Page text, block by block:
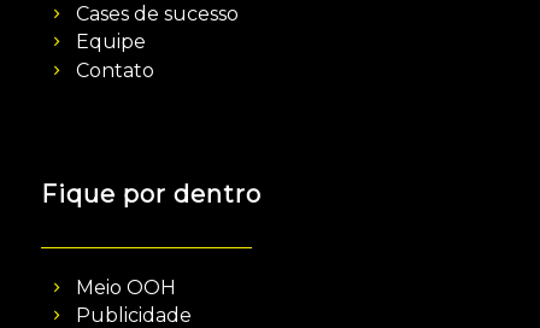
Cases de sucesso
Equipe
Contato
Fique por dentro
Meio OOH
Publicidade